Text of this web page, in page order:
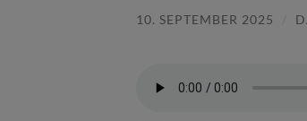
10. SEPTEMBER 2025